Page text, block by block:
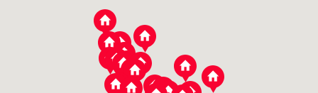
八千代市
船橋市